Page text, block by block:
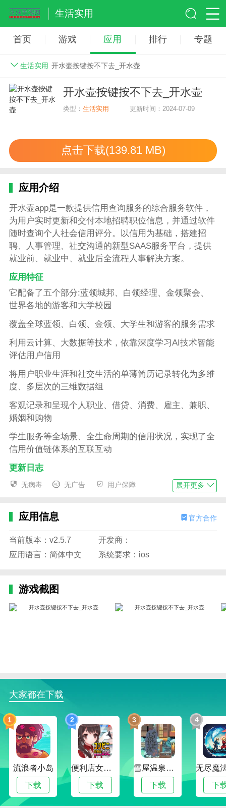
生活实用
首页 游戏 应用 排行 专题
生活实用 开水壶按键按不下去_开水壶
开水壶按键按不下去_开水壶
类型：生活实用 更新时间：2024-07-09
点击下载(139.81 MB)
应用介绍
开水壶app是一款提供信用查询服务的综合服务软件，
为用户实时更新和交付本地招聘职位信息，并通过软件
随时查询个人社会信用评分。以信用为基础，搭建招
聘、人事管理、社交沟通的新型SAAS服务平台，提供
就业前、就业中、就业后全流程人事解决方案。
应用特征
它配备了五个部分:蓝领城邦、白领经理、金领聚会、
世界各地的游客和大学校园
覆盖全球蓝领、白领、金领、大学生和游客的服务需求
利用云计算、大数据等技术，依靠深度学习AI技术智能
评估用户信用
将用户职业生涯和社交生活的单薄简历记录转化为多维
度、多层次的三维数据组
客观记录和呈现个人职业、借贷、消费、雇主、兼职、
婚姻和购物
学生服务等全场景、全生命周期的信用状况，实现了全
信用价值链体系的互联互动
更新日志
最新版本:2024年5月26日更新的v2.5.7。
2.新单局组局卡。
3.单身局邀请支援对参赛者的身份等级进行筛选。
4.修复其他已知问题
无病毒 无广告 用户保障 展开更多
应用信息 官方合作
当前版本：v2.5.7
开发商：
应用语言：简体中文
系统要求：ios
游戏截图
大家都在下载
1
流浪者小岛
下载
2
便利店女孩moonband
下载
3
雪屋温泉旅馆下载官方版正版
下载
4
下